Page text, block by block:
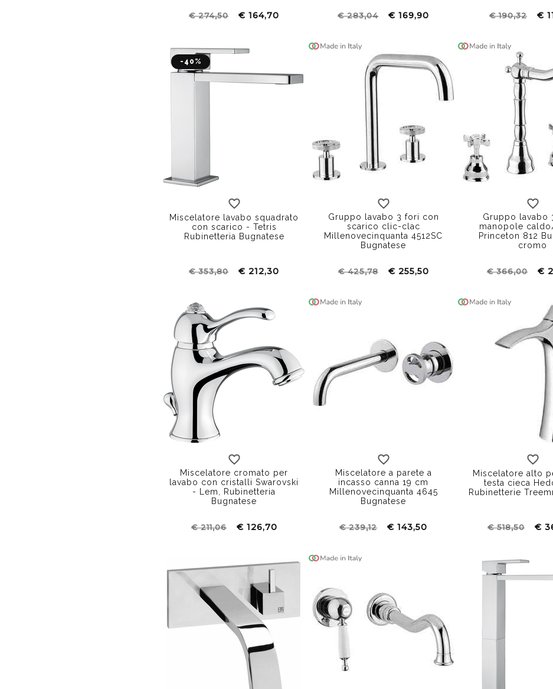
€ 274,50 € 164,70 € 283,04 € 169,90 € 190,32 €
-40%
Miscelatore lavabo squadrato
con scarico - Tetris
Rubinetteria Bugnatese
€ 353,80 € 212,30
Gruppo lavabo 3 fori con
scarico clic-clac
Millenovecinquanta 4512SC
Bugnatese
€ 425,78 € 255,50
Gruppo lavabo
manopole
Princeton 812
cromo
€ 366,00 €
con inserto Swarovski
Miscelatore cromato per
lavabo con cristalli Swarovski
- Lem, Rubinetteria
Bugnatese
€ 211,06 € 126,70
Miscelatore a parete a
incasso canna 19 cm
Millenovecinquanta 4645
Bugnatese
€ 239,12 € 143,50
Miscelatore alto
testa cieca
Rubinetterie
€ 518,50 €